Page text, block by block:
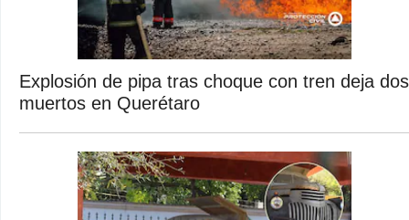
Explosión de pipa tras choque con tren deja dos
muertos en Querétaro